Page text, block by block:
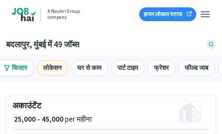
A Naukri Group
company
हायर लोकल स्टाफ
बदलापुर, मुंबई में 49 जॉब्स
फिल्टर लोकेशन घर से काम पार्ट टाइम फ्रेशर फील्ड जाब
अकाउंटेंट
₹ 25,000 - 45,000per महीना